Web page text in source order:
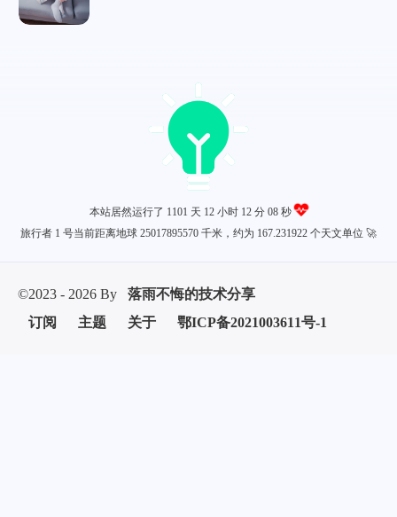
本站居然运行了 1101 天 12 小时 12 分 08 秒
旅行者 1 号当前距离地球 25017895570 千米，约为 167.231922 个天文单位 🚀
©2023 - 2026 By
落雨不悔的技术分享
订阅
主题 关于 鄂ICP备2021003611号-1